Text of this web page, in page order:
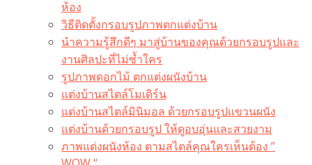
ห้อง
วิธีติดตั้งกรอบรูปภาพตกแต่งบ้าน
นำความรู้สึกดีๆ มาสู่บ้านของคุณด้วยกรอบรูปและ
งานศิลปะที่ไม่ซ้ำใคร
รูปภาพดอกไม้ ตกแต่งผนังบ้าน
แต่งบ้านสไตล์โมเดิร์น
แต่งบ้านสไตล์มินิมอล ด้วยกรอบรูปแขวนผนัง
แต่งบ้านด้วยกรอบรูป ให้ดูอบอุ่นและสวยงาม
ภาพแต่งผนังห้อง ตามสไตล์คุณใครเห็นต้อง ”